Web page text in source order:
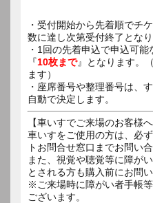
・受付開始から先着順でチ
数に達し次第受付終了となり
・1回の先着申込で申込可能
『10枚まで』となります。
ます）
・座席番号や整理番号は、
自動で決定します。
【車いすでご来場のお客様へ
車いすをご使用の方は、必
トお問合せ窓口までお問い
また、視覚や聴覚等に障が
とされる方も購入前にお問
※ご来場時に障がい者手帳
ございます。